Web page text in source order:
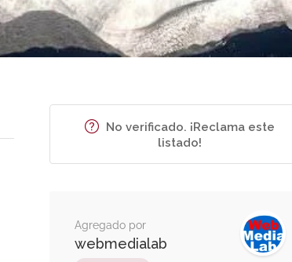
No verificado. ¡Reclama este
listado!
Agregado por
webmedialab